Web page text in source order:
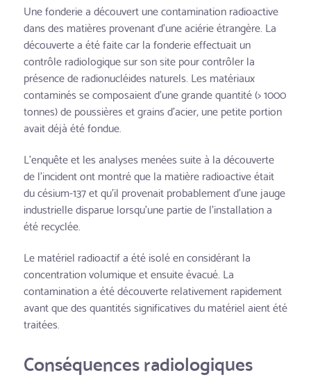
Une fonderie a découvert une contamination radioactive
dans des matières provenant d'une aciérie étrangère. La
découverte a été faite car la fonderie effectuait un
contrôle radiologique sur son site pour contrôler la
présence de radionucléides naturels. Les matériaux
contaminés se composaient d'une grande quantité (> 1000
tonnes) de poussières et grains d'acier, une petite portion
avait déjà été fondue.
L'enquête et les analyses menées suite à la découverte
de l'incident ont montré que la matière radioactive était
du césium-137 et qu'il provenait probablement d'une jauge
industrielle disparue lorsqu'une partie de l'installation a
été recyclée.
Le matériel radioactif a été isolé en considérant la
concentration volumique et ensuite évacué. La
contamination a été découverte relativement rapidement
avant que des quantités significatives du matériel aient été
traitées.
Conséquences radiologiques